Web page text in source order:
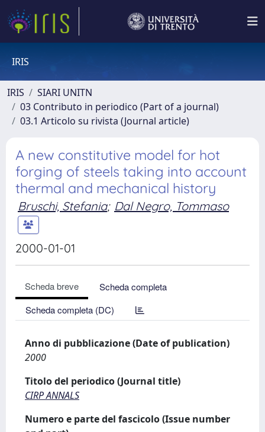
IRIS
IRIS
SIARI UNITN
03 Contributo in periodico (Part of a journal)
03.1 Articolo su rivista (Journal article)
A new constitutive model for hot
forging of steels taking into account
thermal and mechanical history
Bruschi, Stefania; Dal Negro, Tommaso
2000-01-01
Scheda breve
Scheda completa
Scheda completa (DC)
Anno di pubblicazione (Date of publication)
2000
Titolo del periodico (Journal title)
CIRP ANNALS
Numero e parte del fascicolo (Issue number